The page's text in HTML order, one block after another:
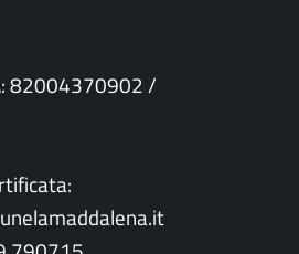
82004370902 /